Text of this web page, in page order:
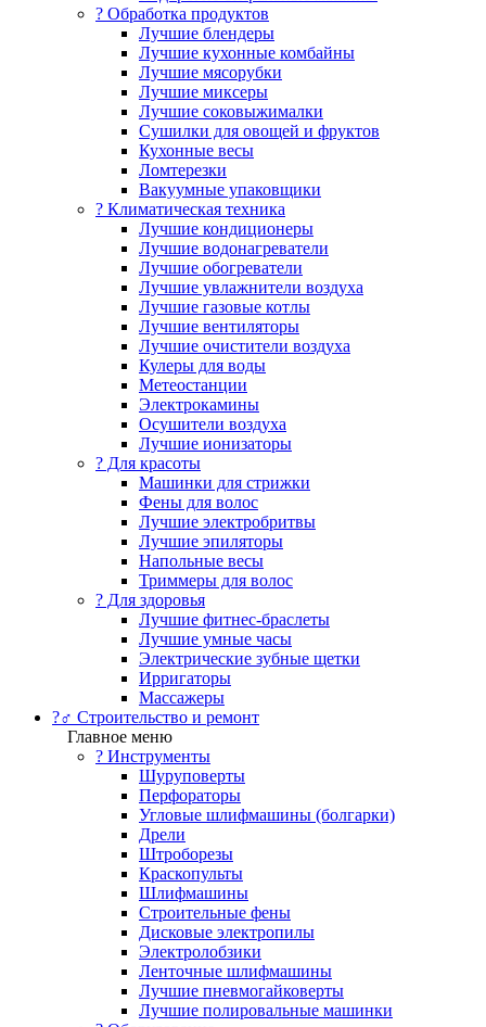
? Обработка продуктов
Лучшие блендеры
Лучшие кухонные комбайны
Лучшие мясорубки
Лучшие миксеры
Лучшие соковыжималки
Сушилки для овощей и фруктов
Кухонные весы
Ломтерезки
Вакуумные упаковщики
?️ Климатическая техника
Лучшие кондиционеры
Лучшие водонагреватели
Лучшие обогреватели
Лучшие увлажнители воздуха
Лучшие газовые котлы
Лучшие вентиляторы
Лучшие очистители воздуха
Кулеры для воды
Метеостанции
Электрокамины
Осушители воздуха
Лучшие ионизаторы
? Для красоты
Машинки для стрижки
Фены для волос
Лучшие электробритвы
Лучшие эпиляторы
Напольные весы
Триммеры для волос
? Для здоровья
Лучшие фитнес-браслеты
Лучшие умные часы
Электрические зубные щетки
Ирригаторы
Массажеры
?‍♂️ Строительство и ремонт
Главное меню
?️ Инструменты
Шуруповерты
Перфораторы
Угловые шлифмашины (болгарки)
Дрели
Штроборезы
Краскопульты
Шлифмашины
Строительные фены
Дисковые электропилы
Электролобзики
Ленточные шлифмашины
Лучшие пневмогайковерты
Лучшие полировальные машинки